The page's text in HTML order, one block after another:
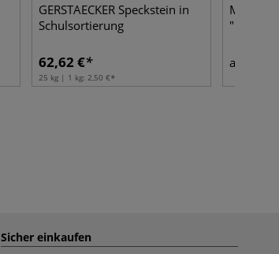
GERSTAECKER Speckstein in
Schulsortierung
62,62 €
25 kg | 1 kg: 2,50 €
"Peel off"
ab
Sicher einkaufen